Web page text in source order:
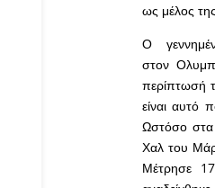
ως μέλος
Ο
στον
περίπτωσή
είναι αυτό
Ωστόσο στα
Χαλ του
Μέτρησε